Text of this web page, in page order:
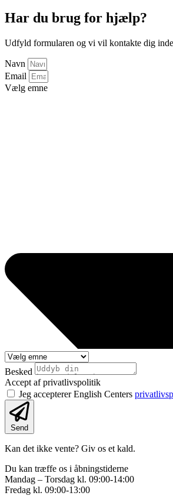
Har du brug for hjælp?
Udfyld formularen og vi vil kontakte dig
Navn
Email
Vælg emne
Besked
Accept af privatlivspolitik
Jeg accepterer English Centers
Send
Kan det ikke vente? Giv os et kald.
Du kan træffe os i åbningstiderne
Mandag – Torsdag kl. 09:00-14:00
Fredag kl. 09:00-13:00